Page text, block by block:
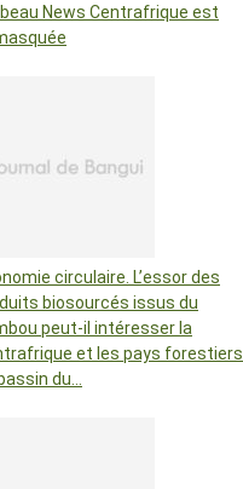
News Centrafrique est
circulaire. L’essor des
biosourcés issus du
peut-il intéresser la
et les pays forestiers
du…